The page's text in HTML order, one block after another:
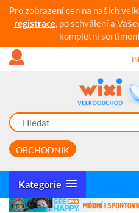
Pro zobrazení cen na našich
registrace, po schválení a
kompletní
OBCHODNÍK
Kategorie